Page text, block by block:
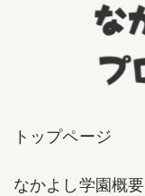
トップページ
なかよし学園概要